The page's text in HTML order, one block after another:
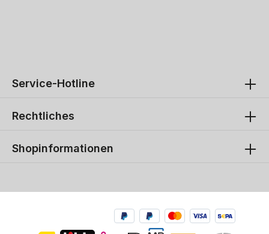
Service-Hotline
Rechtliches
Shopinformationen